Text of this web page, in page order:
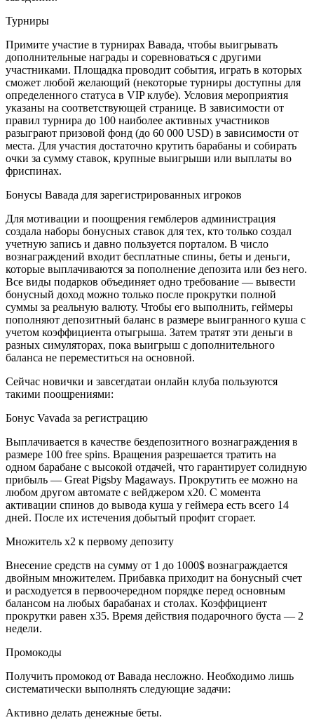
Турниры
Примите участие в турнирах Вавада, чтобы выигрывать
дополнительные награды и соревноваться с другими
участниками. Площадка проводит события, играть в которых
сможет любой желающий (некоторые турниры доступны для
определенного статуса в VIP клубе). Условия мероприятия
указаны на соответствующей странице. В зависимости от
правил турнира до 100 наиболее активных участников
разыграют призовой фонд (до 60 000 USD) в зависимости от
места. Для участия достаточно крутить барабаны и собирать
очки за сумму ставок, крупные выигрыши или выплаты во
фриспинах.
Бонусы Вавада для зарегистрированных игроков
Для мотивации и поощрения гемблеров администрация
создала наборы бонусных ставок для тех, кто только создал
учетную запись и давно пользуется порталом. В число
вознаграждений входит бесплатные спины, беты и деньги,
которые выплачиваются за пополнение депозита или без него.
Все виды подарков объединяет одно требование — вывести
бонусный доход можно только после прокрутки полной
суммы за реальную валюту. Чтобы его выполнить, геймеры
пополняют депозитный баланс в размере выигранного куша с
учетом коэффициента отыгрыша. Затем тратят эти деньги в
разных симуляторах, пока выигрыш с дополнительного
баланса не переместиться на основной.
Сейчас новички и завсегдатаи онлайн клуба пользуются
такими поощрениями:
Бонус Vavada за регистрацию
Выплачивается в качестве бездепозитного вознаграждения в
размере 100 free spins. Вращения разрешается тратить на
одном барабане с высокой отдачей, что гарантирует солидную
прибыль — Great Pigsby Magaways. Прокрутить ее можно на
любом другом автомате с вейджером х20. С момента
активации спинов до вывода куша у геймера есть всего 14
дней. После их истечения добытый профит сгорает.
Множитель х2 к первому депозиту
Внесение средств на сумму от 1 до 1000$ вознаграждается
двойным множителем. Прибавка приходит на бонусный счет
и расходуется в первоочередном порядке перед основным
балансом на любых барабанах и столах. Коэффициент
прокрутки равен х35. Время действия подарочного буста — 2
недели.
Промокоды
Получить промокод от Вавада несложно. Необходимо лишь
систематически выполнять следующие задачи:
Активно делать денежные беты.